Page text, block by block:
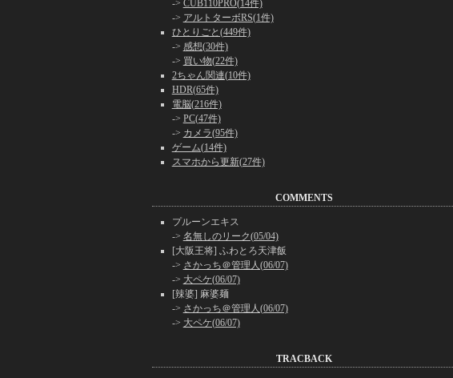
-> CUB110PRO(14件)
-> アルトターボRS(1件)
ひとりごと(449件)
-> 感想(30件)
-> 買い物(22件)
2ちゃん関連(10件)
HDR(65件)
電脳(216件)
-> PC(47件)
-> カメラ(95件)
ゲーム(14件)
スマホから更新(27件)
COMMENTS
プルーンエキス
-> 名無しのリーク(05/04)
[大阪王将] ふわとろ天津飯
-> さかっち＠管理人(06/07)
-> 大ペケ(06/07)
[辣婆] 麻婆麺
-> さかっち＠管理人(06/07)
-> 大ペケ(06/07)
TRACBACK